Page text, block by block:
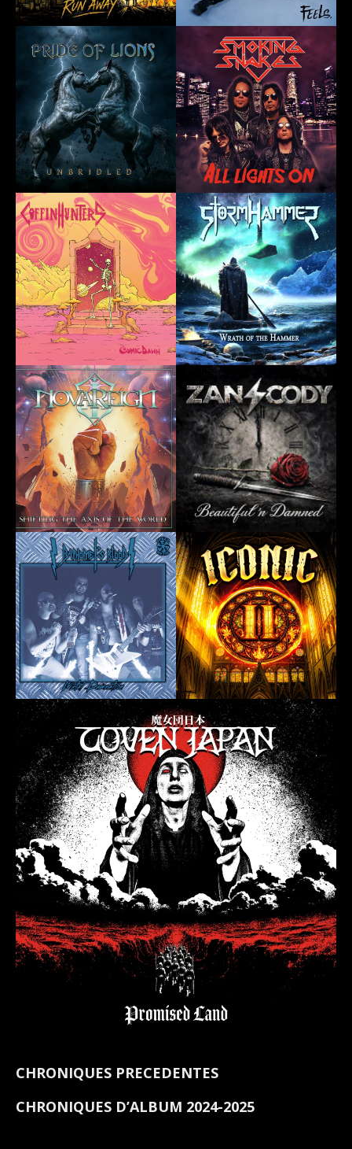
CHRONIQUES PRECEDENTES
CHRONIQUES D’ALBUM 2024-2025